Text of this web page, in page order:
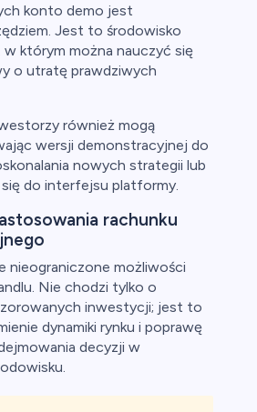
konto demo jest
Jest to środowisko
w którym można nauczyć się
o utratę prawdziwych
również mogą
wersji demonstracyjnej do
nowych strategii lub
do interfejsu platformy.
rachunku
nieograniczone możliwości
Nie chodzi tylko o
inwestycji; jest to
dynamiki rynku i poprawę
decyzji w